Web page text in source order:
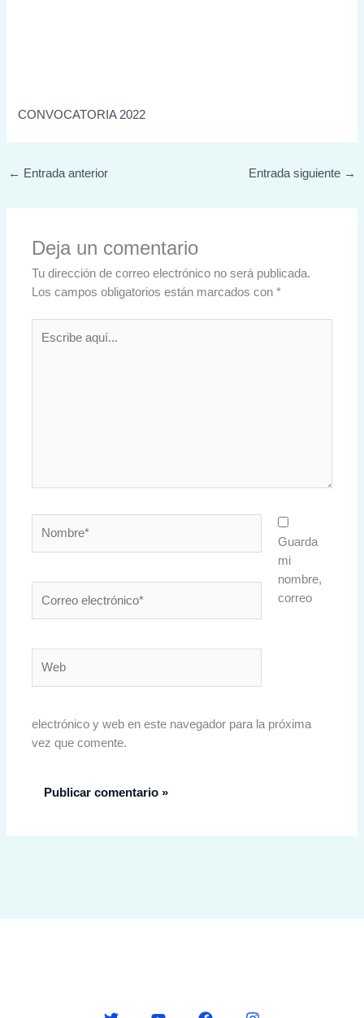
CONVOCATORIA 2022
← Entrada anterior Entrada siguiente →
Deja un comentario
Tu dirección de correo electrónico no será publicada.
Los campos obligatorios están marcados con*
aquí...
electrónico*
Guarda
mi
nombre,
correo
electrónico y web en este navegador para la próxima
vez que comente.